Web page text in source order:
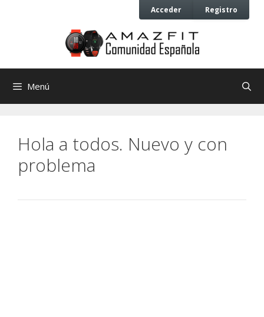
Acceder Registro
Menú
Hola a todos. Nuevo y con
problema